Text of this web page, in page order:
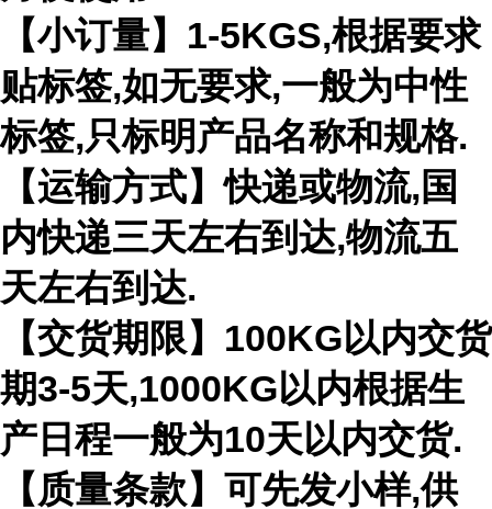
【小订量】1-5KGS,根据要求
贴标签,如无要求,一般为中性
标签,只标明产品名称和规格.
【运输方式】快递或物流,国
内快递三天左右到达,物流五
天左右到达.
【交货期限】100KG以内交货
期3-5天,1000KG以内根据生
产日程一般为10天以内交货.
【质量条款】可先发小样,供